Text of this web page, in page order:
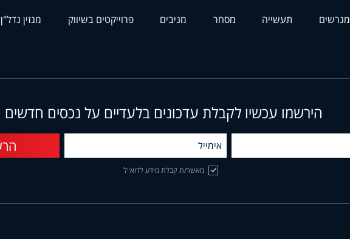
מגרשים תעשייה מסחר מניבים פרוייקטים בשיווק מגזין נדל"ן
הירשמו עכשיו לקבלת עדכונים בלעדיים על נכסים חדשים
מאשר/ת קבלת מידע לדוא"ל